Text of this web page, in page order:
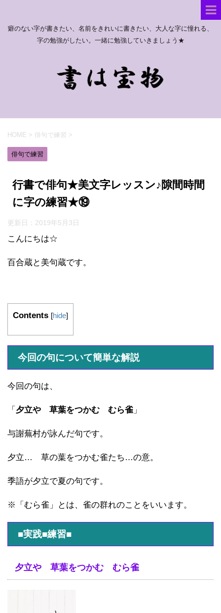
癖のない字が書きたい、名前をきれいに書きたい、大人な字に憧れる、
字の勉強がしたい。一緒に勉強していきましょう★
HOME > 俳句で練習 >
俳句で練習
行書で俳句★美文字レッスン♪隙間時間
に字の練習★⑲
更新日： 2019年5月3日
こんにちは☆
百合蔵と美句蔵です。
Contents [hide]
今回の句について簡単な解説
今回の句は、
「 夕立や 草葉をつかむ むら雀 」
与謝蕪村が詠んだ句です。
夕立… 草の葉をつかむ雀たち…の意。
季語が夕立で夏の句です。
※「むら雀」とは、雀の群れのことをいいます。
■実践■練習■
夕立や 草葉をつかむ むら雀